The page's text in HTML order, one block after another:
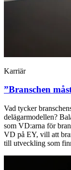
Karriär
”Branschen
Vad tycker
delägarmodellen?
som VD:arna för
VD på EY, vill att
till utveckling som